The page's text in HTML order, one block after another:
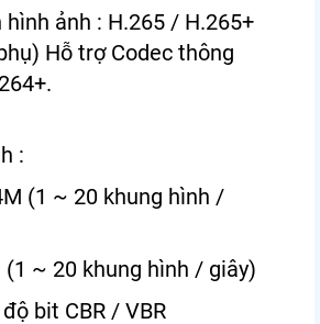
hình ảnh : H.265 / H.265+
Hỗ trợ Codec thông
:
(1 ~ 20 khung hình /
(1 ~ 20 khung hình / giây)
bit CBR / VBR